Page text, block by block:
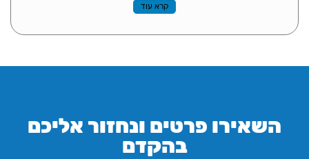
קרא עוד
השאירו פרטים ונחזור אליכם
בהקדם